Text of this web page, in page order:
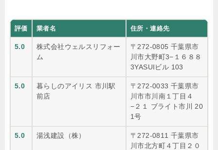
評価 業者名 住所・連絡先
5.0
株式会社ウェルスリフォー
ム
〒272-0805 千葉県市
川市大野町3−１６８８
3YASUIビル 103
5.0
暮らしのアイリス 市川駅
前店
〒272-0033 千葉県市
川市市川南１丁目４
−２１ ブライト市川 20
1号
5.0 湯浅建設（株）
〒272-0811 千葉県市
川市北方町４丁目２０